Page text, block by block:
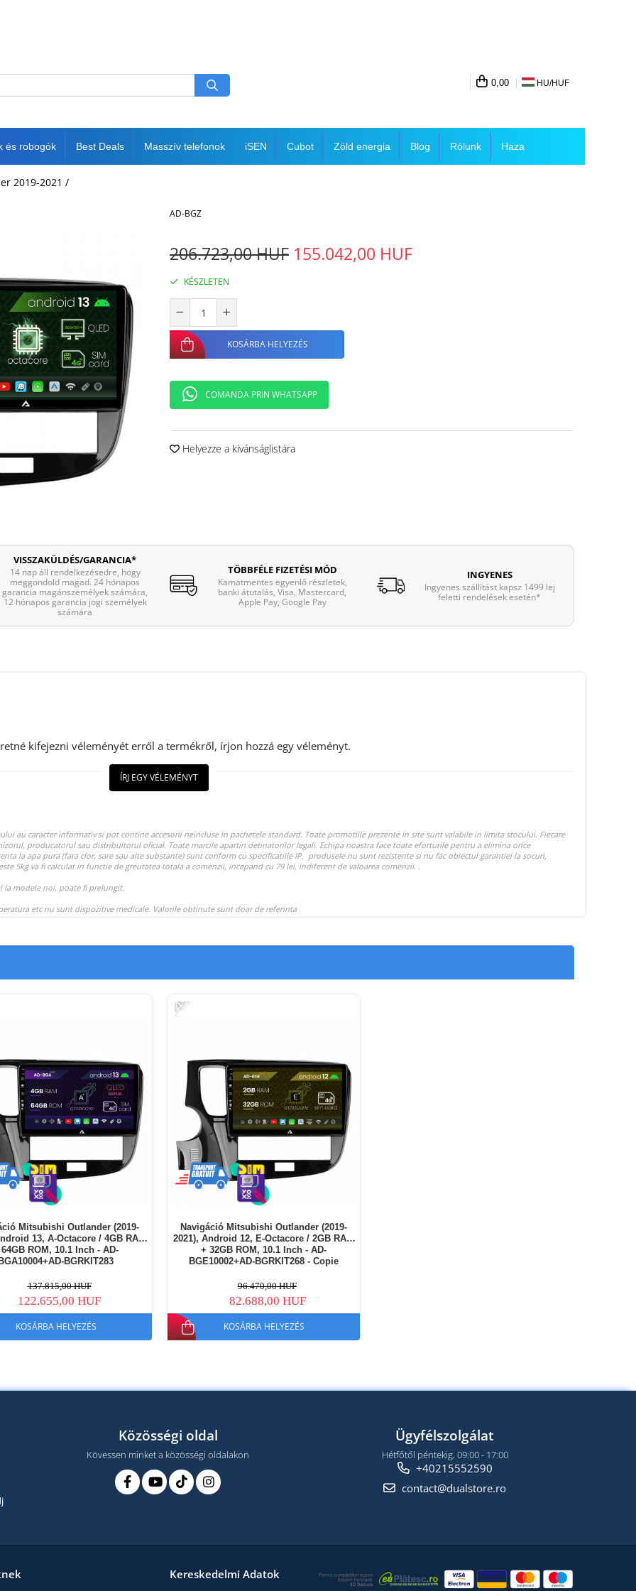
0,00 HU/HUF
és robogók Best Deals Masszív telefonok iSEN Cubot Zöld energia Blog Rólunk Haza
2019-2021 /
AD-BGZ
206.723,00 HUF 155.042,00 HUF
KÉSZLETEN
KOSÁRBA HELYEZÉS
COMANDA PRIN WHATSAPP
Helyezze a kívánságlistára
VISSZAKÜLDÉS/GARANCIA*
14 nap áll rendelkezésedre, hogy
meggondold magad. 24 hónapos
garancia magánszemélyek számára,
12 hónapos garancia jogi személyek
számára
TÖBBFÉLE FIZETÉSI MÓD
Kamatmentes egyenlő részletek,
banki átutalás, Visa, Mastercard,
Apple Pay, Google Pay
INGYENES
Ingyenes szállítást kapsz 1499 lej
feletti rendelések esetén*
kifejezni véleményét erről a termékről, írjon hozzá egy véleményt.
ÍRJ EGY VÉLEMÉNYT
Mitsubishi Outlander (2019-
13, A-Octacore / 4GB RAM
ROM, 10.1 Inch - AD-
BGA10004+AD-BGRKIT283
137.815,00 HUF
122.655,00 HUF
KOSÁRBA HELYEZÉS
-14%
Navigáció Mitsubishi Outlander (2019-
2021), Android 12, E-Octacore / 2GB RAM
+ 32GB ROM, 10.1 Inch - AD-
BGE10002+AD-BGRKIT268 - Copie
96.470,00 HUF
82.688,00 HUF
KOSÁRBA HELYEZÉS
Közösségi oldal
Kövessen minket a közösségi oldalakon
Ügyfélszolgálat
Hétfőtől péntekig, 09:00 - 17:00
+40215552590
contact@dualstore.ro
Kereskedelmi Adatok